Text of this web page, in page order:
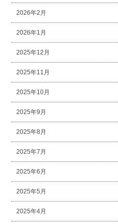
2026年2月
2026年1月
2025年12月
2025年11月
2025年10月
2025年9月
2025年8月
2025年7月
2025年6月
2025年5月
2025年4月